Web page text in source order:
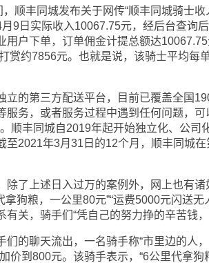
丰同城发布关于网传“顺丰同城骑士收
9日实际收入10067.75元，经后台查询
用户下单，订单佣金计提总额达
赏约7856元。也就是说，该骑士平均每
的第三方配送平台，目前已覆盖全国
服务，或者服务过程中遇到任何问题，可
顺丰同城自2019年起开始独立化、公
至2021年3月31日的12个月，顺丰同城
上述日入过万的案例外，网上也有诸
拿狗粮，一公里80元”“运费5000元闪送
有关，骑手们“凭自己的努力挣的辛苦钱，
的聊天流出，一名骑手称“市里边的人
价到800元。该骑手表示，“6公里代拿